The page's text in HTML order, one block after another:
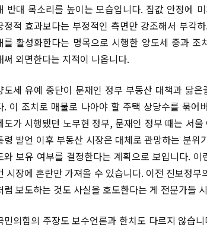
반대 목소리를 높이는 모습입니다. 집값 안정에
정적 효과보다는 부정적인 측면만 강조해서 부각
를 활성화한다는 명목으로 시행한 양도세 중과
써 외면한다는 지적이 나옵니다.
도세 유예 중단이 문재인 정부 부동산 대책과 닮
. 이 조치로 매물로 나아야 할 주택 상당수를 묶
도가 시행됐던 노무현 정부, 문재인 정부 때는 서
령 발언 이후 부동산 시장은 대체로 관망하는 분
와 보유 여부를 결정한다는 계획으로 보입니다.
시장에 혼란만 가져올 수 있습니다. 이전 진보정
럼 보도하는 것도 사실을 호도한다는 게 전문가들
민의힘의 주장도 보수언론과 한치도 다르지 않습